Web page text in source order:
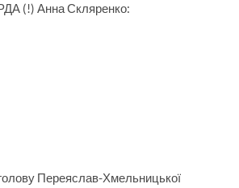
(!) Анна Скляренко:
Переяслав-Хмельницької